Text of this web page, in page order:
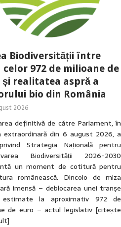
Biodiversității între
celor 972 de milioane de
și realitatea aspră a
bio din România
2026
definitivă de către Parlament, în
extraordinară din 6 august 2026, a
Strategia Națională pentru
Biodiversității 2026-2030
un moment de cotitură pentru
românească. Dincolo de miza
imensă – deblocarea unei tranșe
estimate la aproximativ 972 de
de euro – actul legislativ [citește